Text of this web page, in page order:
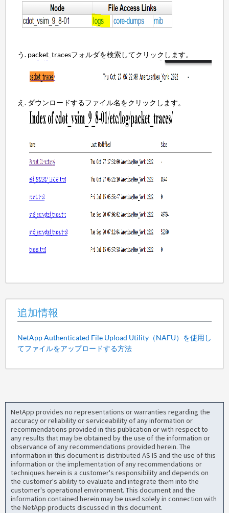
packet_tracesフォルダを検索してクリックします。
ダウンロードするファイル名をクリックします。
追加情報
NetApp Authenticated File Upload Utility（NAFU）を使用し
てファイルをアップロードする方法
NetApp provides no representations or warranties regarding the
accuracy or reliability or serviceability of any information or
recommendations provided in this publication or with respect to
any results that may be obtained by the use of the information or
observance of any recommendations provided herein. The
information in this document is distributed AS IS and the use of this
information or the implementation of any recommendations or
techniques herein is a customer's responsibility and depends on
the customer's ability to evaluate and integrate them into the
customer's operational environment. This document and the
information contained herein may be used solely in connection with
the NetApp products discussed in this document.